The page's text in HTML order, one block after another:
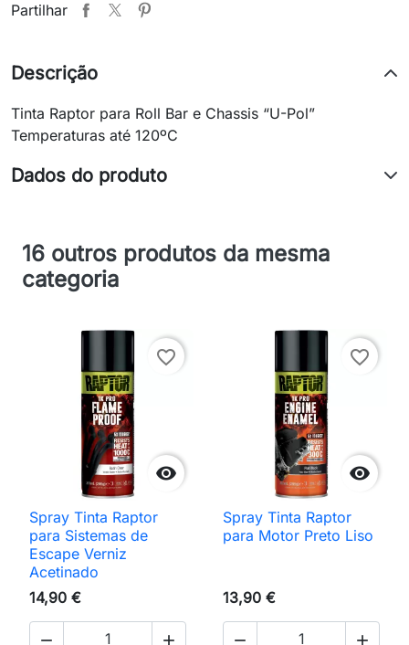
Partilhar
Descrição
Tinta Raptor para Roll Bar e Chassis “U-Pol”
Temperaturas até 120ºC
Dados do produto
16 outros produtos da mesma
categoria

favorite_border
Spray Tinta Raptor
para Sistemas de
Escape Verniz
Acetinado
14,90 €
 

favorite_border
Spray Tinta Raptor
para Motor Preto Liso
13,90 €
 